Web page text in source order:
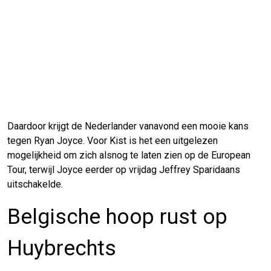
Daardoor krijgt de Nederlander vanavond een mooie kans
tegen Ryan Joyce. Voor Kist is het een uitgelezen
mogelijkheid om zich alsnog te laten zien op de European
Tour, terwijl Joyce eerder op vrijdag Jeffrey Sparidaans
uitschakelde.
Belgische hoop rust op
Huybrechts